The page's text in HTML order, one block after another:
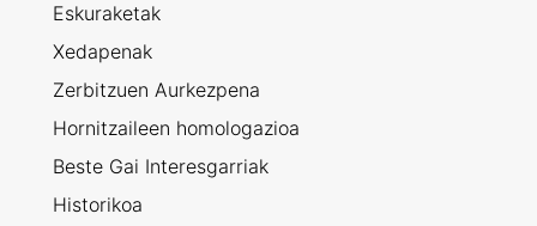
Eskuraketak
Xedapenak
Zerbitzuen Aurkezpena
Hornitzaileen homologazioa
Beste Gai Interesgarriak
Historikoa